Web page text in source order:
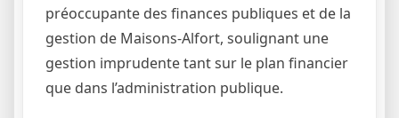
préoccupante des finances publiques et de la
gestion de Maisons-Alfort, soulignant une
gestion imprudente tant sur le plan financier
que dans l’administration publique.